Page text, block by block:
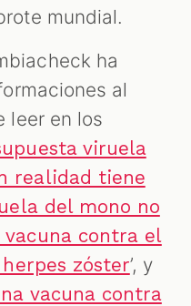
mundial.
ha
al
leer en los
viruela
realidad tiene
del mono no
vacuna contra el
zóster’, y
vacuna contra